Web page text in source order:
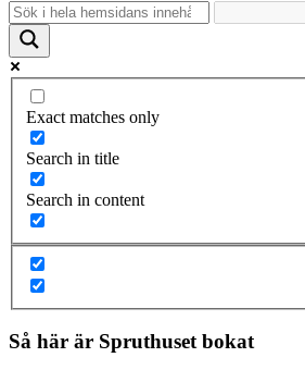
Exact matches only
Search in title
Search in content
Så här är Spruthuset bokat